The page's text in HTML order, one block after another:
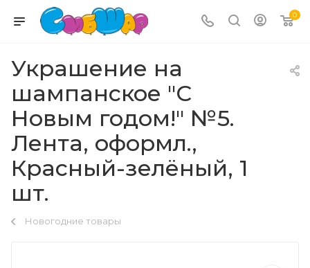
0
Украшение на
шампанское "С
Новым годом!" №5.
Лента, оформл.,
Красный-зелёный, 1
шт.
Новогодние товары